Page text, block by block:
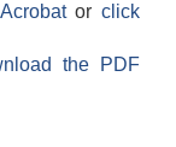
orclick
the PDF